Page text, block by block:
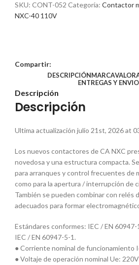
SKU: CONT-052 Categoría: Contactor
NXC-40 110V
Compartir:
DESCRIPCIÓNMARCA
ENTREGAS Y
Descripción
Descripción
Ultima actualización julio 21st, 2026 at
Los nuevos contactores de CA NXC
novedosa y una estructura compacta.
para arranques y control frecuentes de
como para la apertura / interrupción de
También se pueden combinar con relés
adecuados para formar
Estándares conformes: IEC / EN 60947-
IEC / EN 60947-5-1.
● Corriente nominal de funcionamiento
● Voltaje de operación nominal Ue: